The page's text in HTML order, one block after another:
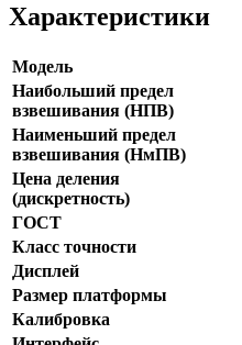
Характеристики
Модель
Наибольший предел
взвешивания (НПВ)
Наименьший предел
взвешивания (НмПВ)
Цена деления
(дискретность)
ГОСТ
Класс точности
Дисплей
Размер платформы
Калибровка